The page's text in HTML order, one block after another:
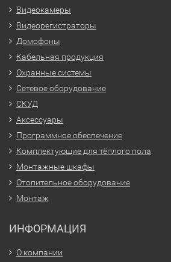
Видеокамеры
Видеорегистраторы
Домофоны
Кабельная продукция
Охранные системы
Сетевое оборудование
СКУД
Аксессуары
Программное обеспечение
Комплектующие для тёплого пола
Монтажные шкафы
Отопительное оборудование
Монтаж
ИНФОРМАЦИЯ
О компании